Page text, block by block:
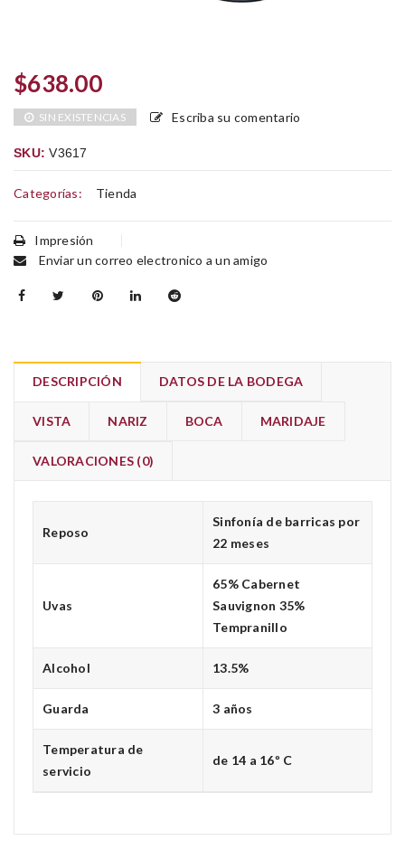
$638.00
SIN EXISTENCIAS Escriba su comentario
SKU:V3617
Categorías: Tienda
Impresión
Enviar un correo electronico a un amigo
DESCRIPCIÓN DATOS DE LA BODEGA
VISTA NARIZ BOCA MARIDAJE
VALORACIONES (0)
Reposo
Sinfonía de barricas por
22 meses
Uvas
65% Cabernet
Sauvignon 35%
Tempranillo
Alcohol 13.5%
Guarda 3 años
Temperatura de
servicio
de 14 a 16º C